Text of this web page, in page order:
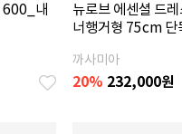
600_내
뉴로브 에센셜 드
너행거형 75cm 단
까사미아
20% 232,000원